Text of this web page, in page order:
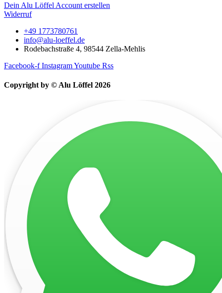
Dein Alu Löffel Account erstellen
Widerruf
+49 1773780761
info@alu-loeffel.de
Rodebachstraße 4, 98544 Zella-Mehlis
Facebook-f InstagramYoutube Rss
Copyright by © Alu Löffel 2026